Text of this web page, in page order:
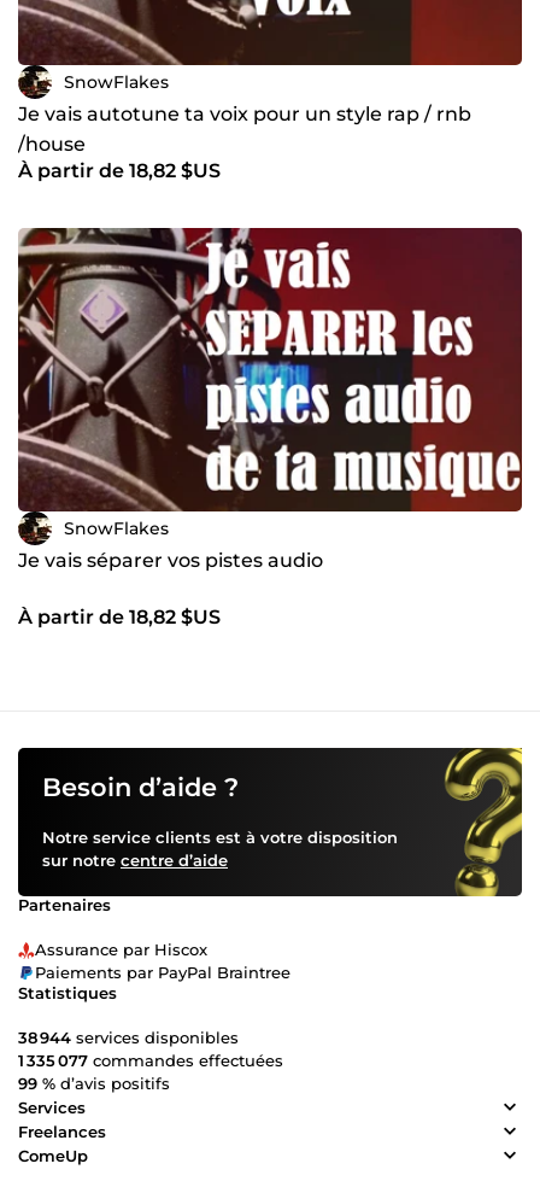
SnowFlakes
Je vais autotune ta voix pour un style rap / rnb
/house
À partir de 18,82 $US
SnowFlakes
Je vais séparer vos pistes audio
À partir de 18,82 $US
Besoin d’aide ?
Notre service clients est à votre disposition
sur notre centre d’aide
Partenaires
Assurance par Hiscox
Paiements par PayPal Braintree
Statistiques
38 944 services disponibles
1 335 077 commandes effectuées
99 % d’avis positifs
Services
Freelances
ComeUp